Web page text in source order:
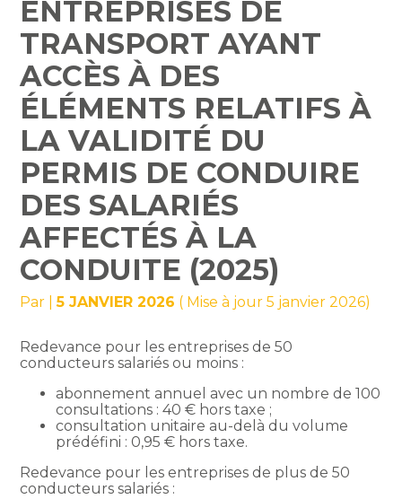
ENTREPRISES DE
TRANSPORT AYANT
ACCÈS À DES
ÉLÉMENTS RELATIFS À
LA VALIDITÉ DU
PERMIS DE CONDUIRE
DES SALARIÉS
AFFECTÉS À LA
CONDUITE (2025)
Par |5 JANVIER 2026 ( Mise à jour 5 janvier 2026)
Redevance pour les entreprises de 50
conducteurs salariés ou moins :
abonnement annuel avec un nombre de 100
consultations : 40 € hors taxe ;
consultation unitaire au-delà du volume
prédéfini : 0,95 € hors taxe.
Redevance pour les entreprises de plus de 50
conducteurs salariés :